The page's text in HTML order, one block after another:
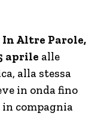
In Altre Parole,
aprile alle
alla stessa
in onda fino
in compagnia